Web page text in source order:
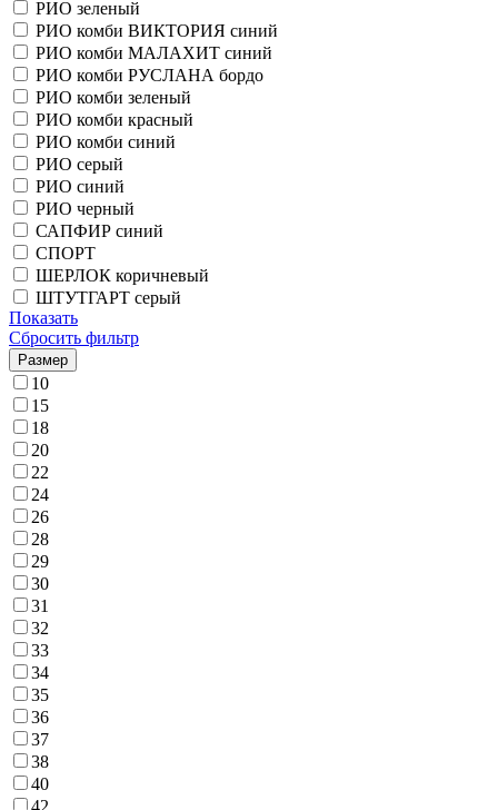
РИО зеленый
РИО комби ВИКТОРИЯ синий
РИО комби МАЛАХИТ синий
РИО комби РУСЛАНА бордо
РИО комби зеленый
РИО комби красный
РИО комби синий
РИО серый
РИО синий
РИО черный
САПФИР синий
СПОРТ
ШЕРЛОК коричневый
ШТУТГАРТ серый
Показать
Сбросить фильтр
Размер
10
15
18
20
22
24
26
28
29
30
31
32
33
34
35
36
37
38
40
42